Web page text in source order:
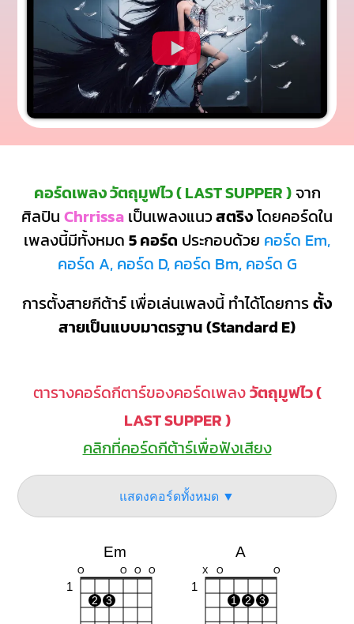
คอร์ดเพลง วัตถุมูฟไว ( LAST SUPPER )จาก
ศิลปิน Chrrissa เป็นเพลงแนวสตริงโดยคอร์ดใน
เพลงนี้มีทั้งหมด 5 คอร์ด ประกอบด้วย คอร์ด Em,
คอร์ด A, คอร์ด D, คอร์ด Bm, คอร์ด G
การตั้งสายกีต้าร์ เพื่อเล่นเพลงนี้ ทำได้โดยการตั้ง
สายเป็นแบบมาตรฐาน (Standard E)
ตารางคอร์ดกีตาร์ของคอร์ดเพลงวัตถุมูฟไว (
LAST SUPPER )
คลิกที่คอร์ดกีต้าร์เพื่อฟังเสียง
แสดงคอร์ดทั้งหมด ▼
Em
O O O O
1
2 3
A
X O O
1
1 2 3